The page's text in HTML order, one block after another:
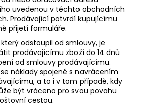
uvedenou v těchto obchodních
Prodávající potvrdí kupujícímu
přijetí formuláře.
odstoupil od smlouvy, je
prodávajícímu zboží do 14 dnů
od smlouvy prodávajícímu.
náklady spojené s navrácením
a to i v tom případě, kdy
být vráceno pro svou povahu
cestou.